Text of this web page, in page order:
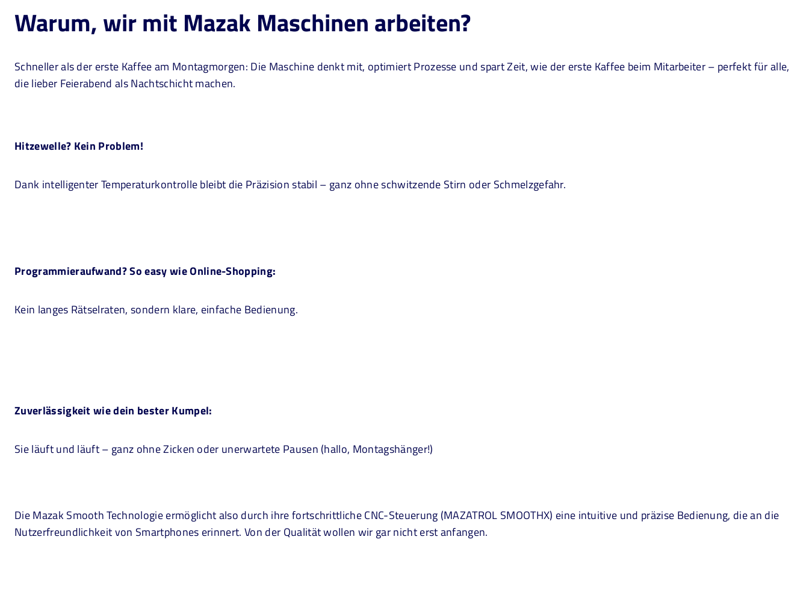
Warum, wir mit Mazak Maschinen arbeiten?
Schneller als der erste Kaffee am Montagmorgen: Die Maschine denkt mit, optimiert Prozesse und spart Zeit, wie der erste Kaffee beim Mitarbeiter – perfekt für alle,
die lieber Feierabend als Nachtschicht machen.
Hitzewelle? Kein Problem!
Dank intelligenter Temperaturkontrolle bleibt die Präzision stabil – ganz ohne schwitzende Stirn oder Schmelzgefahr.
Programmieraufwand? So easy wie Online-Shopping:
Kein langes Rätselraten, sondern klare, einfache Bedienung.
Zuverlässigkeit wie dein bester Kumpel:
Sie läuft und läuft – ganz ohne Zicken oder unerwartete Pausen (hallo, Montagshänger!)
Die Mazak Smooth Technologie ermöglicht also durch ihre fortschrittliche CNC-Steuerung (MAZATROL SMOOTHX) eine intuitive und präzise Bedienung, die an die
Nutzerfreundlichkeit von Smartphones erinnert. Von der Qualität wollen wir gar nicht erst anfangen.